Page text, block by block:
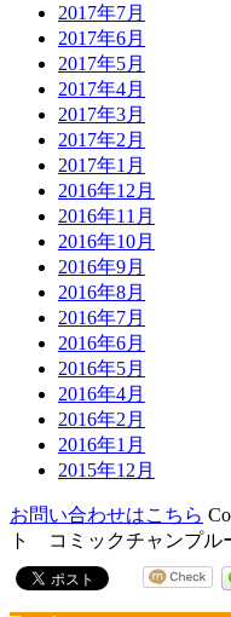
2017年7月
2017年6月
2017年5月
2017年4月
2017年3月
2017年2月
2017年1月
2016年12月
2016年11月
2016年10月
2016年9月
2016年8月
2016年7月
2016年6月
2016年5月
2016年4月
2016年2月
2016年1月
2015年12月
お問い合わせはこちら
ト コミックチャンプル